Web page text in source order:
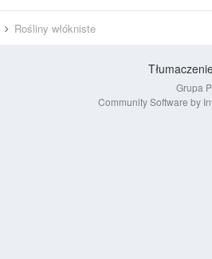
Rośliny włókniste
Grupa
Community Software by